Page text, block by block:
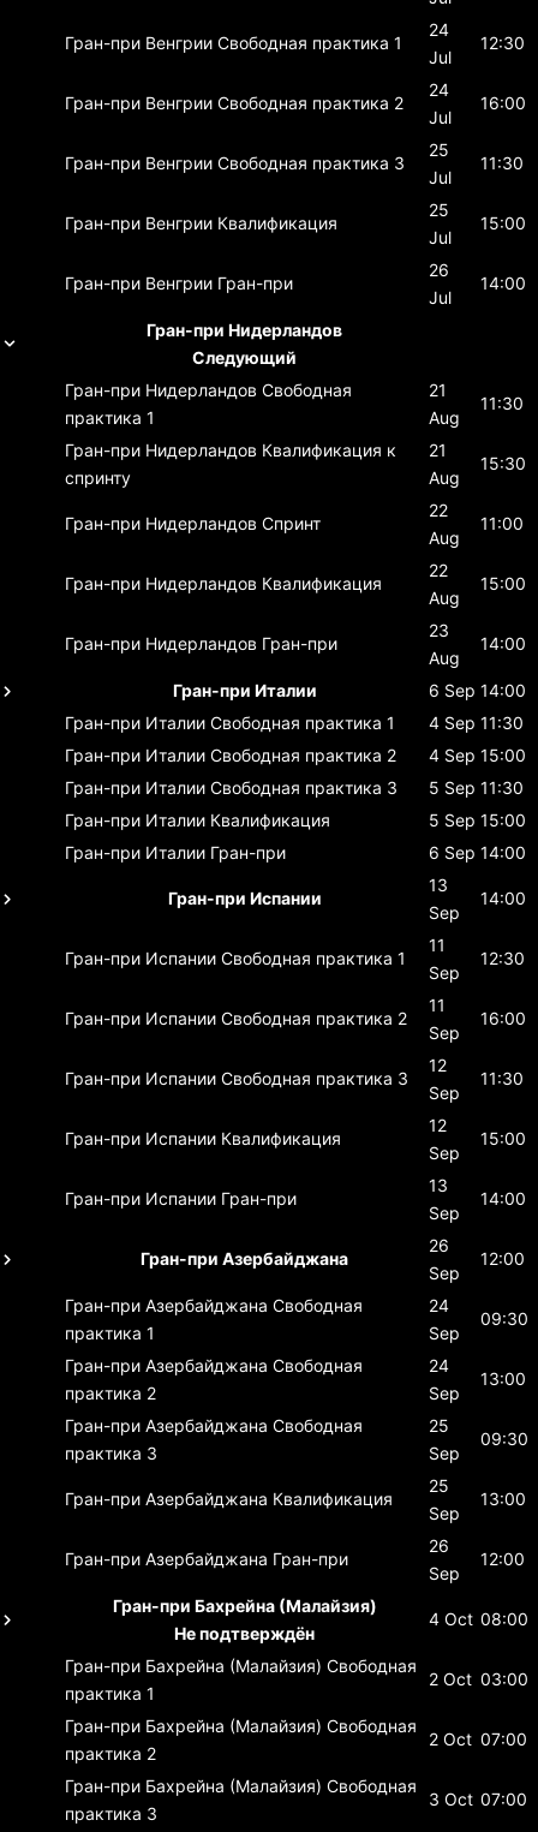
Гран-при Венгрии Свободная практика 1
24
Jul
12:30
Гран-при Венгрии Свободная практика 2
24
Jul
16:00
Гран-при Венгрии Свободная практика 3
25
Jul
11:30
Гран-при Венгрии Квалификация
25
Jul
15:00
Гран-при Венгрии Гран-при
26
Jul
14:00
Гран-при Нидерландов
Следующий
Гран-при Нидерландов Свободная
практика 1
21
Aug
11:30
Гран-при Нидерландов Квалификация к
спринту
21
Aug
15:30
Гран-при Нидерландов Спринт
22
Aug
11:00
Гран-при Нидерландов Квалификация
22
Aug
15:00
Гран-при Нидерландов Гран-при
23
Aug
14:00
Гран-при Италии 6 Sep 14:00
Гран-при Италии Свободная практика 1 4 Sep 11:30
Гран-при Италии Свободная практика 2 4 Sep 15:00
Гран-при Италии Свободная практика 3 5 Sep 11:30
Гран-при Италии Квалификация 5 Sep 15:00
Гран-при Италии Гран-при 6 Sep 14:00
Гран-при Испании
13
Sep
14:00
Гран-при Испании Свободная практика 1
11
Sep
12:30
Гран-при Испании Свободная практика 2
11
Sep
16:00
Гран-при Испании Свободная практика 3
12
Sep
11:30
Гран-при Испании Квалификация
12
Sep
15:00
Гран-при Испании Гран-при
13
Sep
14:00
Гран-при Азербайджана
26
Sep
12:00
Гран-при Азербайджана Свободная
практика 1
24
Sep
09:30
Гран-при Азербайджана Свободная
практика 2
24
Sep
13:00
Гран-при Азербайджана Свободная
практика 3
25
Sep
09:30
Гран-при Азербайджана Квалификация
25
Sep
13:00
Гран-при Азербайджана Гран-при
26
Sep
12:00
Гран-при Бахрейна (Малайзия)
Не подтверждён
4 Oct 08:00
Гран-при Бахрейна (Малайзия) Свободная
практика 1
2 Oct 03:00
Гран-при Бахрейна (Малайзия) Свободная
практика 2
2 Oct 07:00
Гран-при Бахрейна (Малайзия) Свободная
практика 3
3 Oct 07:00